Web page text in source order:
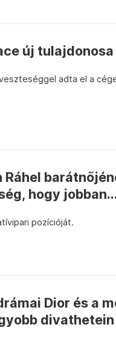
új tulajdonosa
adta el a
Ráhel
hogy
pozícióját.
Dior és a
divathetein